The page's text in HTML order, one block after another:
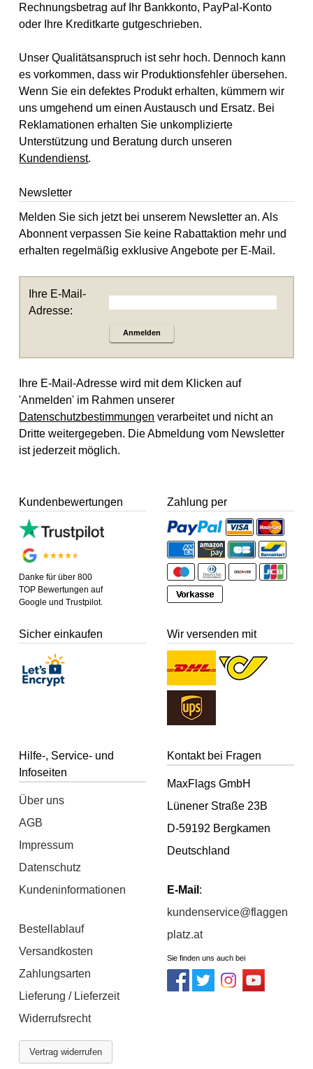
Rechnungsbetrag auf Ihr Bankkonto, PayPal-Konto
oder Ihre Kreditkarte gutgeschrieben.
Unser Qualitätsanspruch ist sehr hoch. Dennoch kann
es vorkommen, dass wir Produktionsfehler übersehen.
Wenn Sie ein defektes Produkt erhalten, kümmern wir
uns umgehend um einen Austausch und Ersatz. Bei
Reklamationen erhalten Sie unkomplizierte
Unterstützung und Beratung durch unseren
Kundendienst.
Newsletter
Melden Sie sich jetzt bei unserem Newsletter an. Als
Abonnent verpassen Sie keine Rabattaktion mehr und
erhalten regelmäßig exklusive Angebote per E-Mail.
Ihre E-Mail-
Adresse:
Anmelden
Ihre E-Mail-Adresse wird mit dem Klicken auf
'Anmelden' im Rahmen unserer
Datenschutzbestimmungen verarbeitet und nicht an
Dritte weitergegeben. Die Abmeldung vom Newsletter
ist jederzeit möglich.
Kundenbewertungen
Danke für über 800
TOP Bewertungen auf
Google und Trustpilot.
Zahlung per
Sicher einkaufen Wir versenden mit
Hilfe-, Service- und
Infoseiten
Über uns
AGB
Impressum
Datenschutz
Kundeninformationen
Bestellablauf
Versandkosten
Zahlungsarten
Lieferung / Lieferzeit
Widerrufsrecht
Vertrag widerrufen
Kontakt bei Fragen
MaxFlags GmbH
Lünener Straße 23B
D-59192 Bergkamen
Deutschland
E-Mail :
kundenservice@flaggen
platz.at
Sie finden uns auch bei